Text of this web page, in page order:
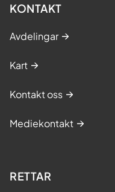
KONTAKT
Avdelingar
Kart
Kontakt oss
Mediekontakt
RETTAR